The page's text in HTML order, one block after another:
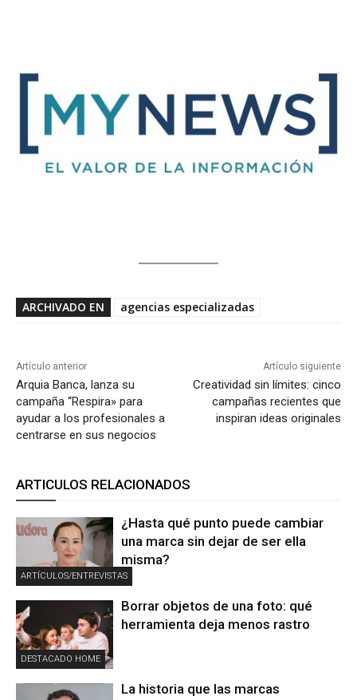
ARCHIVADO EN agencias especializadas
Artículo anterior
Arquia Banca, lanza su
campaña “Respira» para
ayudar a los profesionales a
centrarse en sus negocios
Artículo siguiente
Creatividad sin límites: cinco
campañas recientes que
inspiran ideas originales
ARTICULOS RELACIONADOS
ARTÍCULOS/ENTREVISTAS
¿Hasta qué punto puede cambiar
una marca sin dejar de ser ella
misma?
DESTACADO HOME
Borrar objetos de una foto: qué
herramienta deja menos rastro
La historia que las marcas